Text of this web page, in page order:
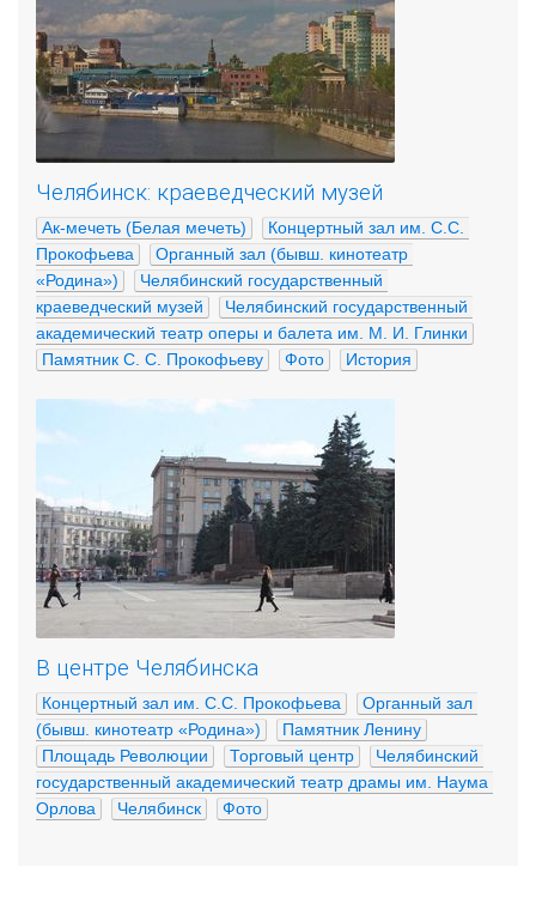
Челябинск: краеведческий музей
Ак-мечеть (Белая мечеть)
Концертный зал им. С.С.
Прокофьева
Органный зал (бывш. кинотеатр
«Родина»)
Челябинский государственный
краеведческий музей
Челябинский государственный
академический театр оперы и балета им. М. И. Глинки
Памятник С. С. Прокофьеву
Фото История
В центре Челябинска
Концертный зал им. С.С. Прокофьева
Органный зал
(бывш. кинотеатр «Родина»)
Памятник Ленину
Площадь Революции
Торговый центр
Челябинский
государственный академический театр драмы им. Наума
Орлова
Челябинск Фото